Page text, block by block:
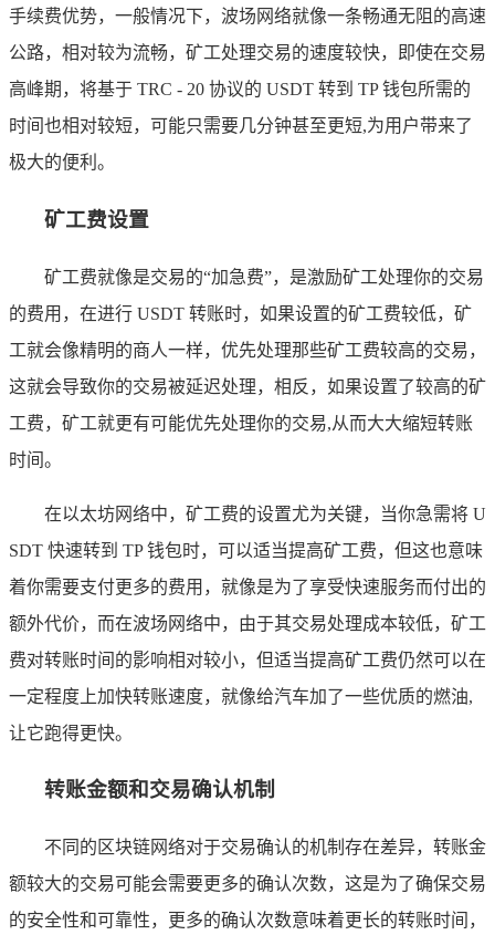
手续费优势，一般情况下，波场网络就像一条畅通无阻的高速
公路，相对较为流畅，矿工处理交易的速度较快，即使在交易
高峰期，将基于 TRC - 20 协议的 USDT 转到 TP 钱包所需的
时间也相对较短，可能只需要几分钟甚至更短,为用户带来了
极大的便利。
矿工费设置
矿工费就像是交易的“加急费”，是激励矿工处理你的交易
的费用，在进行 USDT 转账时，如果设置的矿工费较低，矿
工就会像精明的商人一样，优先处理那些矿工费较高的交易，
这就会导致你的交易被延迟处理，相反，如果设置了较高的矿
工费，矿工就更有可能优先处理你的交易,从而大大缩短转账
时间。
在以太坊网络中，矿工费的设置尤为关键，当你急需将 U
SDT 快速转到 TP 钱包时，可以适当提高矿工费，但这也意味
着你需要支付更多的费用，就像是为了享受快速服务而付出的
额外代价，而在波场网络中，由于其交易处理成本较低，矿工
费对转账时间的影响相对较小，但适当提高矿工费仍然可以在
一定程度上加快转账速度，就像给汽车加了一些优质的燃油,
让它跑得更快。
转账金额和交易确认机制
不同的区块链网络对于交易确认的机制存在差异，转账金
额较大的交易可能会需要更多的确认次数，这是为了确保交易
的安全性和可靠性，更多的确认次数意味着更长的转账时间，